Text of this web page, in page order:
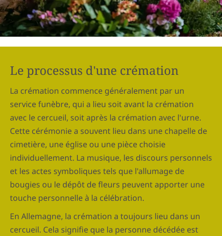
Le processus d'une crémation
La crémation commence généralement par un
service funèbre, qui a lieu soit avant la crémation
avec le cercueil, soit après la crémation avec l'urne.
Cette cérémonie a souvent lieu dans une chapelle de
cimetière, une église ou une pièce choisie
individuellement. La musique, les discours personnels
et les actes symboliques tels que l'allumage de
bougies ou le dépôt de fleurs peuvent apporter une
touche personnelle à la célébration.
En Allemagne, la crémation a toujours lieu dans un
cercueil. Cela signifie que la personne décédée est